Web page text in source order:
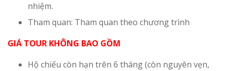
nhiệm.
Tham quan: Tham quan theo chương trình
GIÁ TOUR KHÔNG BAO GỒM
Hộ chiếu còn hạn trên 6 tháng (còn nguyên vẹn,